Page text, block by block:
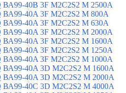
ВА99-40B 3F M2C2S2 M 2500A
ВА99-40A 3F M2C2S2 М 800A
ВА99-40A 3F M2C2S2 М 630A
ВА99-40A 3F M2C2S2 М 2000A
ВА99-40A 3F M2C2S2 М 1600A
ВА99-40A 3F M2C2S2 М 1250A
ВА99-40A 3F M2C2S2 М 1000A
ВА99-40A 3D M2C2S2 M 1600A
ВА99-40A 3D M2C2S2 M 2000A
ВА99-40C 3D M2C2S2 M 4000A